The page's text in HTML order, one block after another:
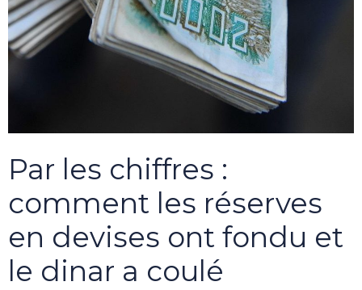
Par les chiffres :
comment les réserves
en devises ont fondu et
le dinar a coulé